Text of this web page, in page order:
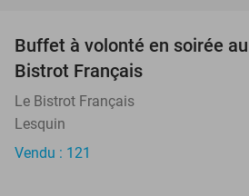
Buffet à volonté en soirée
Bistrot Français
Le Bistrot Français
Lesquin
Vendu : 121